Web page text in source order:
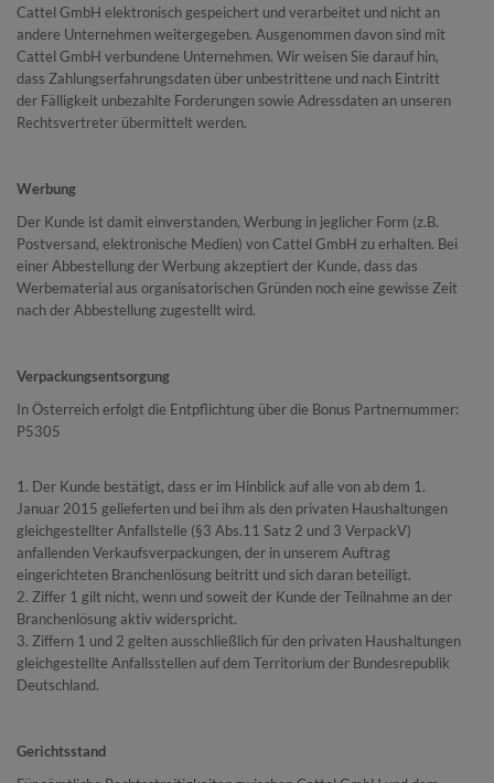
Cattel GmbH elektronisch gespeichert und verarbeitet und nicht an
andere Unternehmen weitergegeben. Ausgenommen davon sind mit
Cattel GmbH verbundene Unternehmen. Wir weisen Sie darauf hin,
dass Zahlungserfahrungsdaten über unbestrittene und nach Eintritt
der Fälligkeit unbezahlte Forderungen sowie Adressdaten an unseren
Rechtsvertreter übermittelt werden.
Werbung
Der Kunde ist damit einverstanden, Werbung in jeglicher Form (z.B.
Postversand, elektro­nische Medien) von Cattel GmbH zu erhalten. Bei
einer Abbestellung der Werbung akzeptiert der Kunde, dass das
Werbematerial aus organisatorischen Gründen noch eine gewisse Zeit
nach der Abbestellung zugestellt wird.
Verpackungsentsorgung
In Österreich erfolgt die Entpflichtung über die Bonus Partnernummer:
P5305
1. Der Kunde bestätigt, dass er im Hinblick auf alle von ab dem 1.
Januar 2015 gelieferten und bei ihm als den privaten Haushaltungen
gleichgestellter Anfallstelle (§3 Abs.11 Satz 2 und 3 VerpackV)
anfallenden Verkaufsverpackungen, der in unserem Auftrag
eingerichteten Branchenlösung beitritt und sich daran beteiligt.
2. Ziffer 1 gilt nicht, wenn und soweit der Kunde der Teilnahme an der
Branchenlösung aktiv widerspricht.
3. Ziffern 1 und 2 gelten ausschließlich für den privaten Haushaltungen
gleichgestellte Anfallsstellen auf dem Territorium der Bundesrepublik
Deutschland.
Gerichtsstand